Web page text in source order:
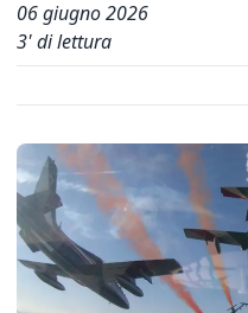
06 giugno 2026
3' di lettura